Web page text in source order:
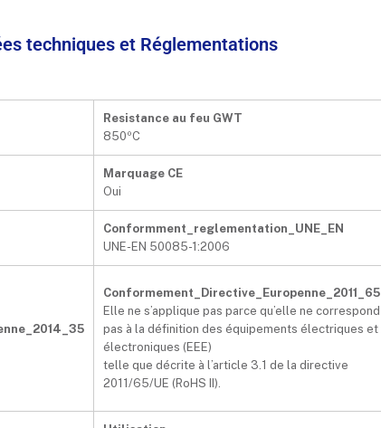
techniques et Réglementations
Resistance au feu GWT
850ºC
Marquage CE
Oui
Conformment_reglementation_UNE_EN
UNE-EN 50085-1:2006
Conformement_Directive_Europenne_2011_65
Elle ne s’applique pas parce qu’elle ne correspond
pas à la définition des équipements électriques et
électroniques (EEE)
telle que décrite à l’article 3.1 de la directive
2011/65/UE (RoHS II).